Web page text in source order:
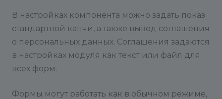
В настройках компонента можно задать показ
стандартной капчи, а также вывод соглашения
о персональных данных. Соглашения задаются
в настройках модуля как текст или файл для
всех форм.
Формы могут работать как в обычном режиме,